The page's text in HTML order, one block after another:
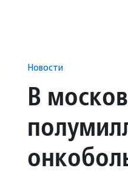
Новости
В